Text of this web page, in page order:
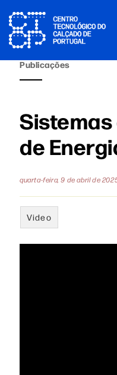
Publicações
de
quarta-feira, 9 de abril de
Video